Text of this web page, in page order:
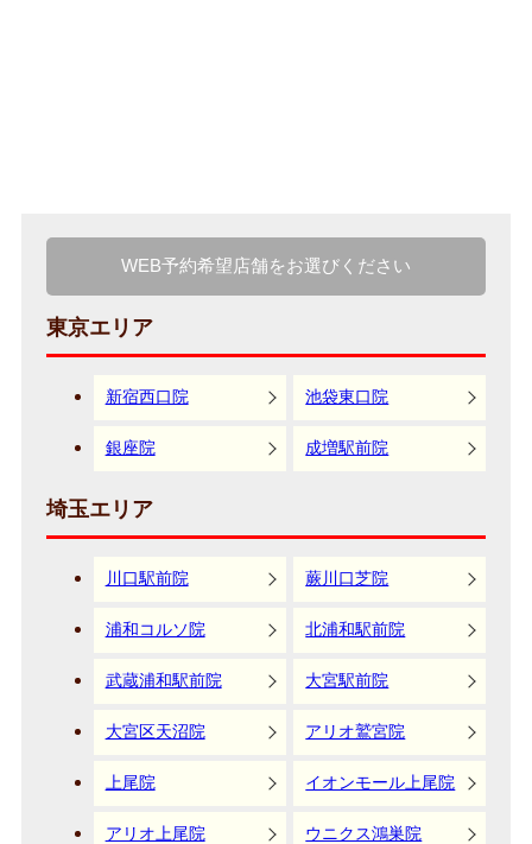
WEB予約希望店舗をお選びください
東京エリア
新宿西口院 池袋東口院
銀座院 成増駅前院
埼玉エリア
川口駅前院 蕨川口芝院
浦和コルソ院 北浦和駅前院
武蔵浦和駅前院 大宮駅前院
大宮区天沼院 アリオ鷲宮院
上尾院 イオンモール上尾院
アリオ上尾院 ウニクス鴻巣院